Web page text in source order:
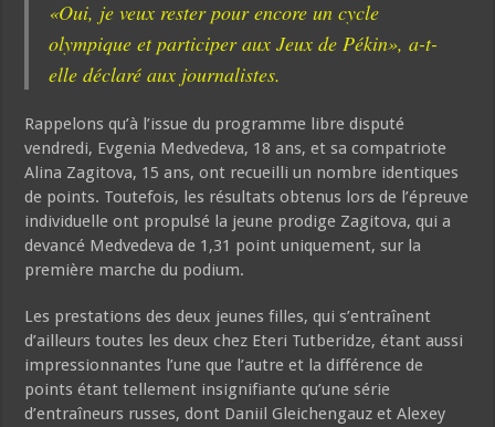
«Oui, je veux rester pour encore un cycle
olympique et participer aux Jeux de Pékin», a-t-
elle déclaré aux journalistes.
Rappelons qu’à l’issue du programme libre disputé
vendredi, Evgenia Medvedeva, 18 ans, et sa compatriote
Alina Zagitova, 15 ans, ont recueilli un nombre identiques
de points. Toutefois, les résultats obtenus lors de l’épreuve
individuelle ont propulsé la jeune prodige Zagitova, qui a
devancé Medvedeva de 1,31 point uniquement, sur la
première marche du podium.
Les prestations des deux jeunes filles, qui s’entraînent
d’ailleurs toutes les deux chez Eteri Tutberidze, étant aussi
impressionnantes l’une que l’autre et la différence de
points étant tellement insignifiante qu’une série
d’entraîneurs russes, dont Daniil Gleichengauz et Alexey